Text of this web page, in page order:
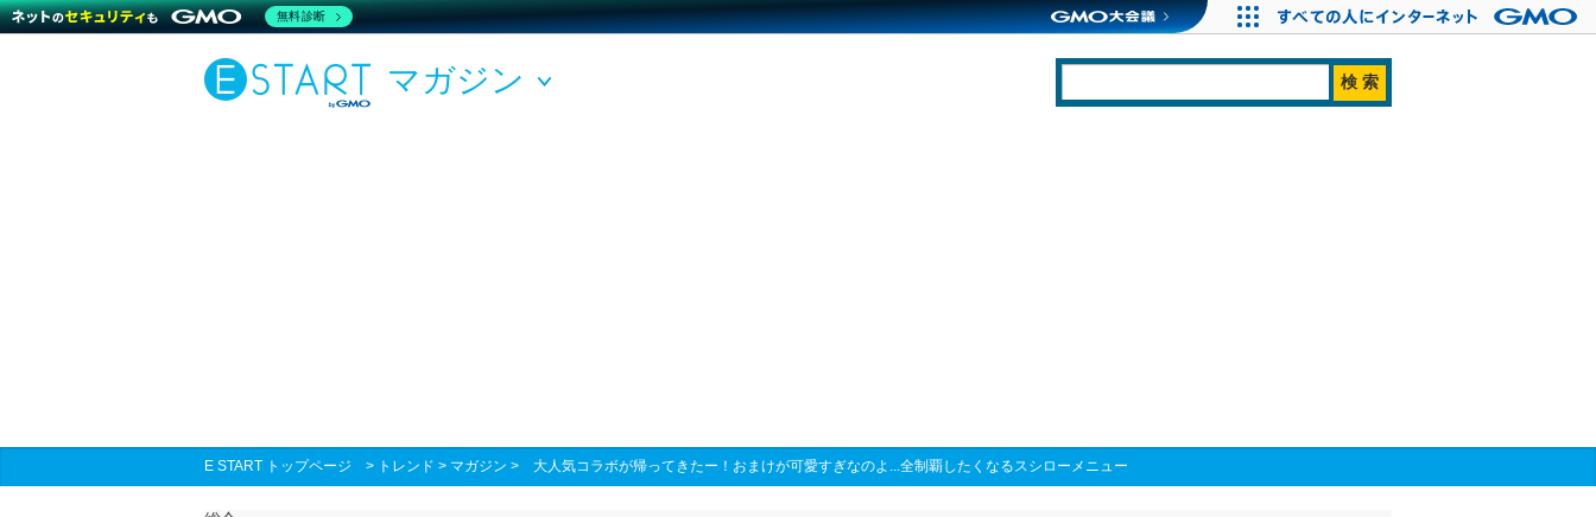
マガジン
E START トップページ > トレンド > マガジン > 大人気コラボが帰ってきたー！おまけが可愛すぎなのよ...全制覇したくなるスシローメニュー
無料診断